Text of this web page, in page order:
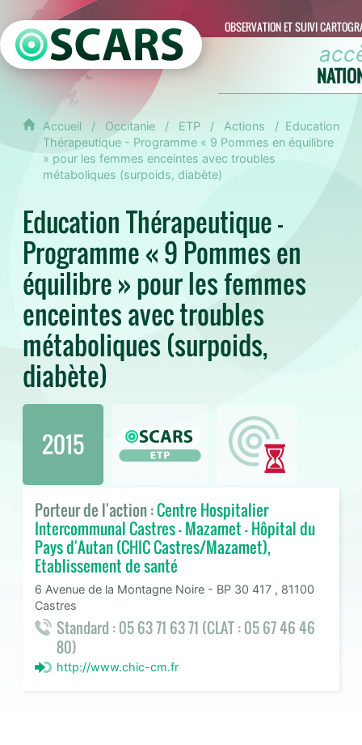
OBSERVATION ET SUIVI
Accueil Occitanie ETP Actions
Education
Thérapeutique - Programme « 9 Pommes en équilibre
» pour les femmes enceintes avec troubles
métaboliques (surpoids, diabète)
Education Thérapeutique -
Programme « 9 Pommes en
équilibre » pour les femmes
enceintes avec troubles
métaboliques (surpoids,
diabète)
2015
Porteur de l'action :Centre Hospitalier
Intercommunal Castres - Mazamet - Hôpital du
Pays d'Autan (CHIC Castres/Mazamet),
Etablissement de santé
6 Avenue de la Montagne Noire - BP 30 417 , 81100
Castres
Standard : 05 63 71 63 71 (CLAT : 05 67 46 46
80)
http://www.chic-cm.fr